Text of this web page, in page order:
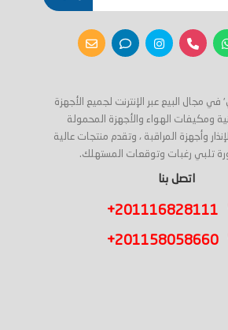
مجال البيع عبر الإنترنت لجميع الأجهزة
ومكيفات الهواء والأجهزة المحمولة
وأجهزة المراقبة ، وتقدم منتجات عالية
تلبي رغبات وتوقعات المستهلك.
اتصل بنا
+201116828111
+201158058660